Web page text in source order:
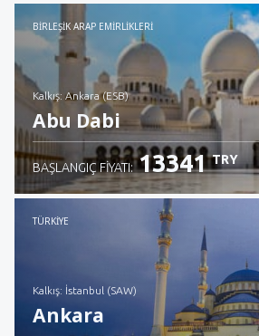
BIRLEŞIK ARAP EMIRLIKLERI
Kalkış: Ankara (ESB)
Abu Dabi
BAŞLANGIÇ FIYATI: 13341 TRY
TÜRKIYE
Kalkış: İstanbul (SAW)
Ankara